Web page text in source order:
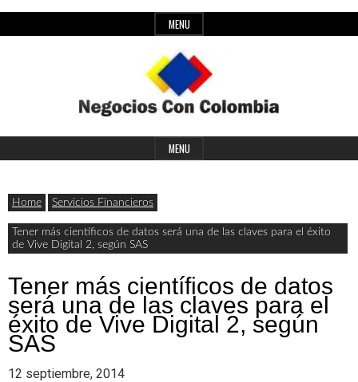
to
MENU
Negocios
con
Colombia
Últimas
noticias,
comunicados
y
actualidad
de
negocios
con
Colombia.
Header
MENU
Home Servicios Financieros
Tener más científicos de datos será una de las claves para el éxito
de Vive Digital 2, según SAS
Tener más científicos de datos
será una de las claves para el
éxito de Vive Digital 2, según
SAS
12 septiembre, 2014